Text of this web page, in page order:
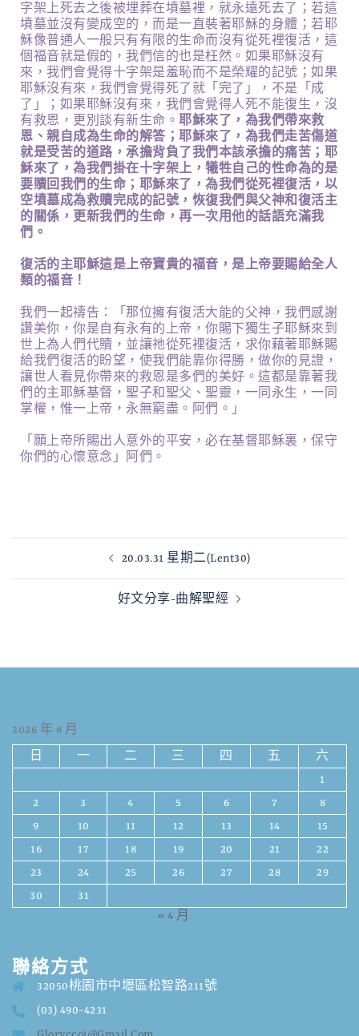
字架上死去之後被埋葬在墳墓裡，就永遠死去了；若這
墳墓並沒有變成空的，而是一直裝著耶穌的身體；若耶
穌像普通人一般只有有限的生命而沒有從死裡復活，這
個福音就是假的，我們信的也是枉然。如果耶穌沒有
來，我們會覺得十字架是羞恥而不是榮耀的記號；如果
耶穌沒有來，我們會覺得死了就「完了」，不是「成
了」；如果耶穌沒有來，我們會覺得人死不能復生，沒
有救恩，更別談有新生命。 耶穌來了，為我們帶來救
恩、親自成為生命的解答；耶穌來了，為我們走苦傷道
就是受苦的道路，承擔背負了我們本該承擔的痛苦；耶
穌來了，為我們掛在十字架上，犧牲自己的性命為的是
要贖回我們的生命；耶穌來了，為我們從死裡復活，以
空墳墓成為救贖完成的記號，恢復我們與父神和復活主
的關係，更新我們的生命，再一次用他的話語充滿我
們。
復活的主耶穌這是上帝寶貴的福音，是上帝要賜給全人
類的福音！
我們一起禱告：「那位擁有復活大能的父神，我們感謝
讚美你，你是自有永有的上帝，你賜下獨生子耶穌來到
世上為人們代贖，並讓祂從死裡復活，求你藉著耶穌賜
給我們復活的盼望，使我們能靠你得勝，做你的見證，
讓世人看見你帶來的救恩是多們的美好。這都是靠著我
們的主耶穌基督，聖子和聖父、聖靈，一同永生，一同
掌權，惟一上帝，永無窮盡。阿們。」
「願上帝所賜出人意外的平安，必在基督耶穌裏，保守
你們的心懷意念」阿們。
20.03.31 星期二(Lent30)
好文分享-曲解聖經
2026 年 8 月
日 一 二 三 四 五
六
1
2
3 4 5 6 7
8
9
10 11 12 13 14
15
16
17 18 19 20 21
22
23
24 25 26 27 28
29
30
31
« 4 月
聯絡方式
32050桃園市中壢區松智路211號
(03) 490-4231